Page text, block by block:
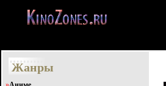
Жанры